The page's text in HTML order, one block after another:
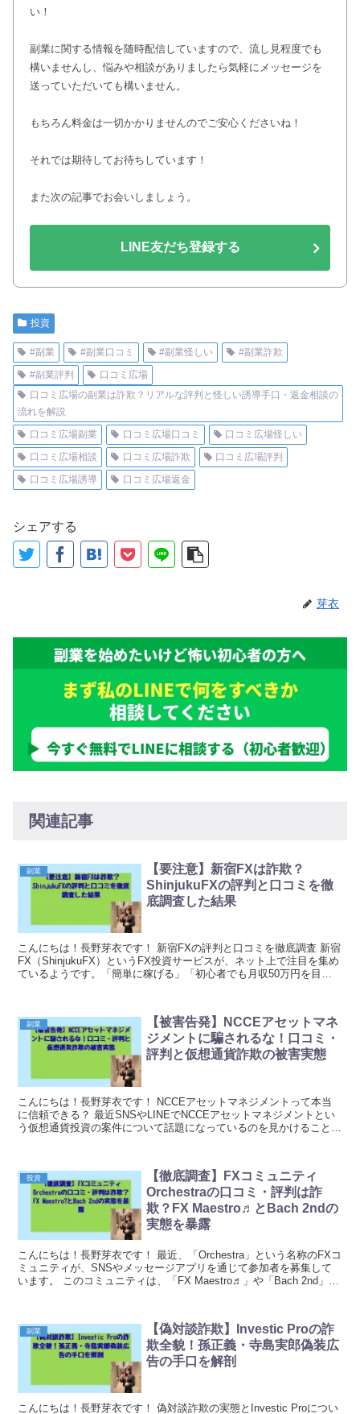
い！
副業に関する情報を随時配信していますので、流し見程度でも
構いませんし、悩みや相談がありましたら気軽にメッセージを
送っていただいても構いません。
もちろん料金は一切かかりませんのでご安心くださいね！
それでは期待してお待ちしています！
また次の記事でお会いしましょう。
LINE友だち登録する
投資
#副業 #副業口コミ #副業怪しい
#副業詐欺
#副業評判
口コミ広場
口コミ広場の副業は詐欺？リアルな評判と怪しい誘導手口・返金相談の
流れを解説
口コミ広場副業
口コミ広場口コミ
口コミ広場怪しい
口コミ広場相談
口コミ広場詐欺
口コミ広場評判
口コミ広場誘導
口コミ広場返金
シェアする
芽衣
関連記事
副業
【要注意】新宿FXは詐欺？
ShinjukuFXの評判と口コミを徹
底調査した結果
こんにちは！長野芽衣です！ 新宿FXの評判と口コミを徹底調査 新宿
FX（ShinjukuFX）というFX投資サービスが、ネット上で注目を集め
ているようです。「簡単に稼げる」「初心者でも月収50万円を目指
副業
【被害告発】NCCEアセットマネ
ジメントに騙されるな！口コミ・
評判と仮想通貨詐欺の被害実態
こんにちは！長野芽衣です！ NCCEアセットマネジメントって本当
に信頼できる？ 最近SNSやLINEでNCCEアセットマネジメントとい
う仮想通貨投資の案件について話題になっているのを見かけることが
投資
【徹底調査】FXコミュニティ
Orchestraの口コミ・評判は詐
欺？FX Maestro♬とBach 2ndの
実態を暴露
こんにちは！長野芽衣です！ 最近、「Orchestra」という名称のFXコ
ミュニティが、SNSやメッセージアプリを通じて参加者を募集して
います。 このコミュニティは、「FX Maestro♬」や「Bach 2nd」と
副業
【偽対談詐欺】Investic Proの詐
欺全貌！孫正義・寺島実郎偽装広
告の手口を解剖
こんにちは！長野芽衣です！ 偽対談詐欺の実態とInvestic Proについ